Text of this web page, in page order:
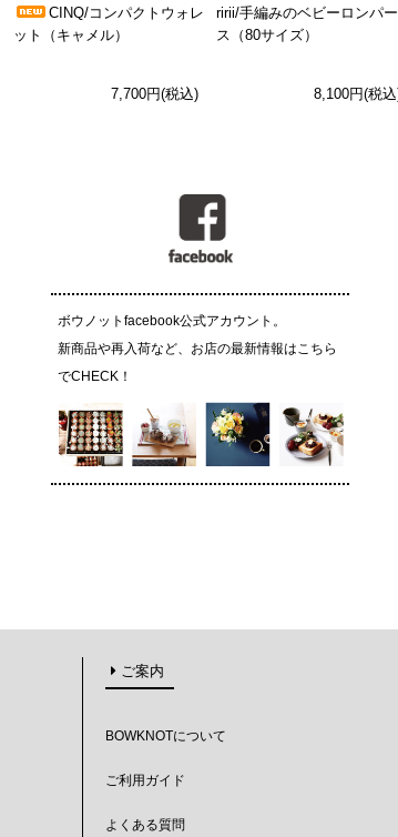
CINQ/コンパクトウォレ
ット（キャメル）
7,700円(税込)
ririi/手編みのベビーロンパー
ス（80サイズ）
8,100円(税
ボウノットfacebook公式アカウント。
新商品や再入荷など、お店の最新情報はこちら
でCHECK！
ご案内
BOWKNOTについて
ご利用ガイド
よくある質問